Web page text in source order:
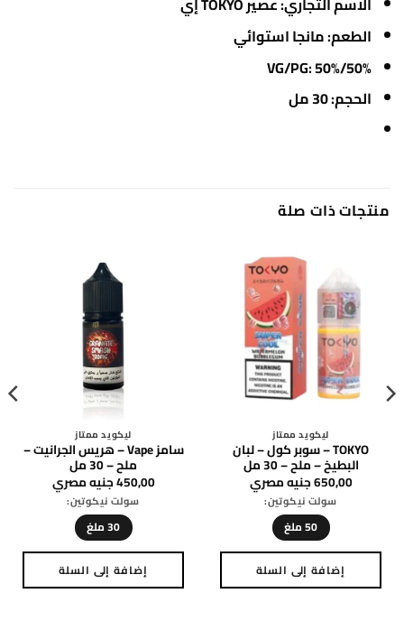
ليكويد ممتاز
TOKYO – سوبر كول – دراجon
فاكهة – ملح – 30 مل
650,00جنيه مصري
سولت نيكوتين:
إضافة إلى السلة
هناك
ليكويد ممتاز
TOKYO – فراولة وليتشي
مآيس – ملح – 30 مل
650,00جنيه مصري
سولت نيكوتين:
إضافة إلى السلة
هناك